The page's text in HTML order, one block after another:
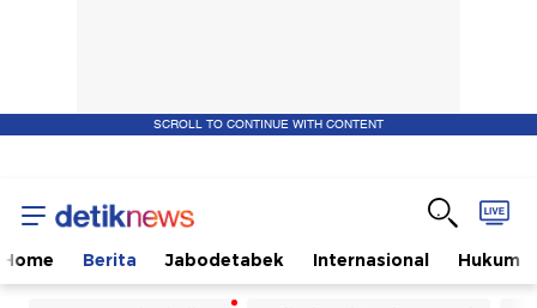
SCROLL TO CONTINUE WITH CONTENT
Home Berita Jabodetabek Internasional Hukum